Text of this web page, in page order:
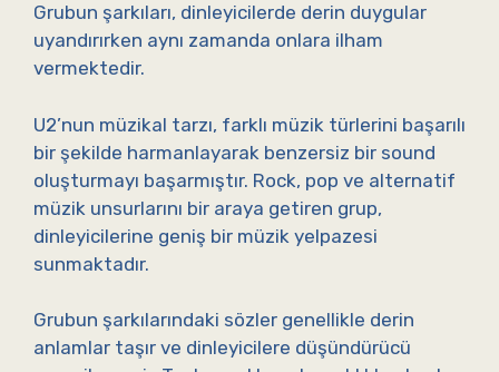
Grubun şarkıları, dinleyicilerde derin duygular
uyandırırken aynı zamanda onlara ilham
vermektedir.
U2’nun müzikal tarzı, farklı müzik türlerini başarılı
bir şekilde harmanlayarak benzersiz bir sound
oluşturmayı başarmıştır. Rock, pop ve alternatif
müzik unsurlarını bir araya getiren grup,
dinleyicilerine geniş bir müzik yelpazesi
sunmaktadır.
Grubun şarkılarındaki sözler genellikle derin
anlamlar taşır ve dinleyicilere düşündürücü